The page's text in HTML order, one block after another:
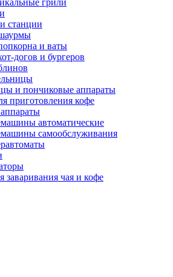
грили
станции
и ваты
догов и бургеров
и пончиковые аппараты
приготовления кофе
автоматические
самообслуживания
заваривания чая и кофе